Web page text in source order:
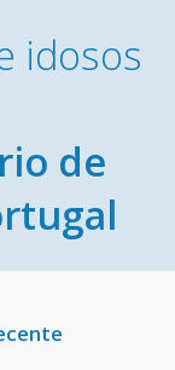
idosos
de